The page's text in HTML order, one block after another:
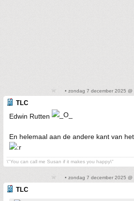
• zondag 7 december 2025 @
TLC
Edwin Rutten
En helemaal aan de andere kant van
\"You can call me Susan if it makes you happy\"
• zondag 7 december 2025 @
TLC